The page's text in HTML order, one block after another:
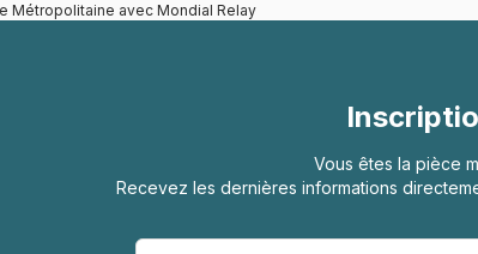
Métropolitaine avec Mondial Relay
Vous êtes la pièce
Recevez les dernières informations